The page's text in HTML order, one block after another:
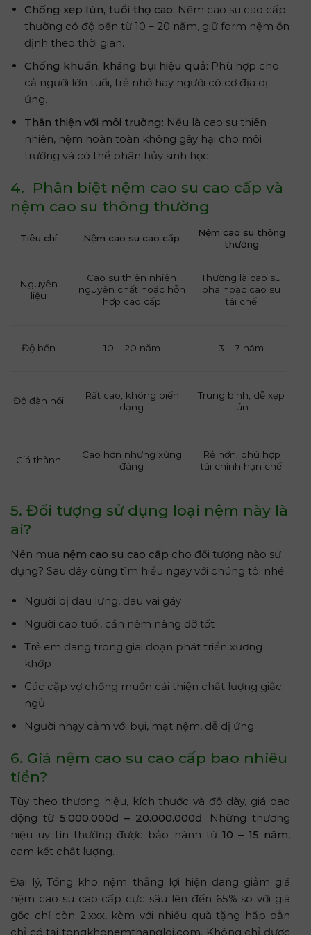
Chống xẹp lún, tuổi thọ cao: Nệm cao su cao cấp
thường có độ bền từ 10 – 20 năm, giữ form nệm ổn
định theo thời gian.
Chống khuẩn, kháng bụi hiệu quả: Phù hợp cho
cả người lớn tuổi, trẻ nhỏ hay người có cơ địa dị
ứng.
Thân thiện với môi trường: Nếu là cao su thiên
nhiên, nệm hoàn toàn không gây hại cho môi
trường và có thể phân hủy sinh học.
4. Phân biệt nệm cao su cao cấp và
nệm cao su thông thường
Tiêu chí Nệm cao su cao cấp
Nệm cao su thông
thường
Nguyên
liệu
Cao su thiên nhiên
nguyên chất hoặc hỗn
hợp cao cấp
Thường là cao su
pha hoặc cao su
tái chế
Độ bền 10 – 20 năm 3 – 7 năm
Độ đàn hồi
Rất cao, không biến
dạng
Trung bình, dễ xẹp
lún
Giá thành
Cao hơn nhưng xứng
đáng
Rẻ hơn, phù hợp
tài chính hạn chế
5. Đối tượng sử dụng loại nệm này là
ai?
Nên mua nệm cao su cao cấp cho đối tượng nào sử
dụng? Sau đây cùng tìm hiểu ngay với chúng tôi nhé:
Người bị đau lưng, đau vai gáy
Người cao tuổi, cần nệm nâng đỡ tốt
Trẻ em đang trong giai đoạn phát triển xương
khớp
Các cặp vợ chồng muốn cải thiện chất lượng giấc
ngủ
Người nhạy cảm với bụi, mạt nệm, dễ dị ứng
6. Giá nệm cao su cao cấp bao nhiêu
tiền?
Tùy theo thương hiệu, kích thước và độ dày, giá dao
động từ 5.000.000đ – 20.000.000đ. Những thương
hiệu uy tín thường được bảo hành từ10 – 15 năm,
cam kết chất lượng.
Đại lý, Tổng kho nệm thắng lợi hiện đang giảm giá
nệm cao su cao cấp cực sâu lên đến 65% so với giá
gốc chỉ còn 2.xxx, kèm với nhiều quà tặng hấp dẫn
chỉ có tại tongkhonemthangloi.com. Không chỉ được